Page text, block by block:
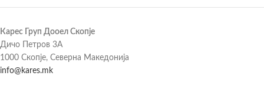
Карес Груп Дооел Скопје
Дичо Петров 3А
1000 Скопје, Северна Македонија
info@kares.mk